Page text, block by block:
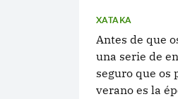
XATAKA
Antes de que
una serie de
seguro que os
verano es la